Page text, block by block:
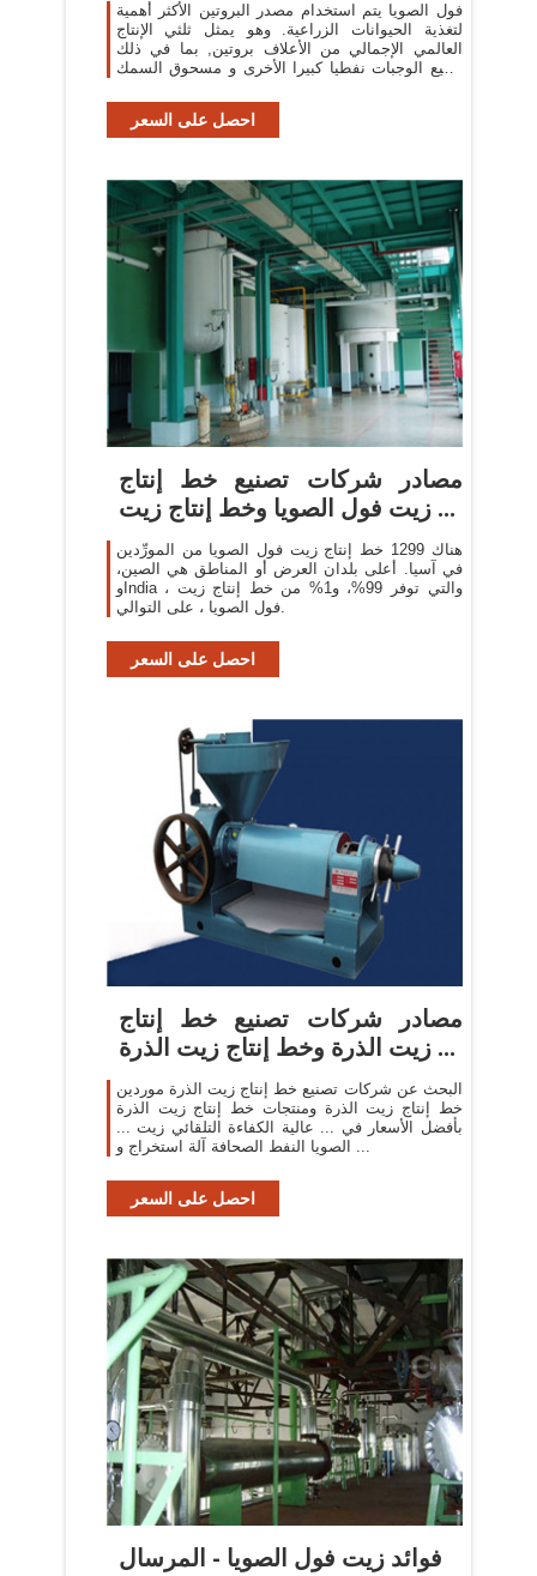
فول الصويا يتم استخدام مصدر البروتين الأكثر أهمية
لتغذية الحيوانات الزراعية. وهو يمثل ثلثي الإنتاج
العالمي الإجمالي من الأعلاف بروتين, بما في ذلك
جميع الوجبات نفطيا كبيرا الأخرى و مسحوق السمك
احصل على السعر
مصادر شركات تصنيع خط إنتاج
زيت فول الصويا وخط إنتاج زيت ...
هناك 1299 خط إنتاج زيت فول الصويا من المورِّدين
في آسيا. أعلى بلدان العرض أو المناطق هي الصين،
وIndia ، والتي توفر 99%، و1% من خط إنتاج زيت
فول الصويا ، على التوالي.
احصل على السعر
مصادر شركات تصنيع خط إنتاج
زيت الذرة وخط إنتاج زيت الذرة ...
البحث عن شركات تصنيع خط إنتاج زيت الذرة موردين
خط إنتاج زيت الذرة ومنتجات خط إنتاج زيت الذرة
بأفضل الأسعار في ... عالية الكفاءة التلقائي زيت ...
الصويا النفط الصحافة آلة استخراج و ...
احصل على السعر
فوائد زيت فول الصويا - المرسال